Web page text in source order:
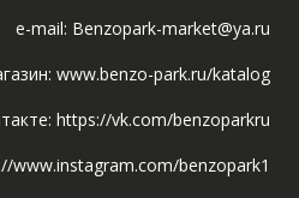
e-mail: Benzopark-market@ya.ru
www.benzo-park.ru/katalog
https://vk.com/benzoparkru
www.instagram.com/benzopark1